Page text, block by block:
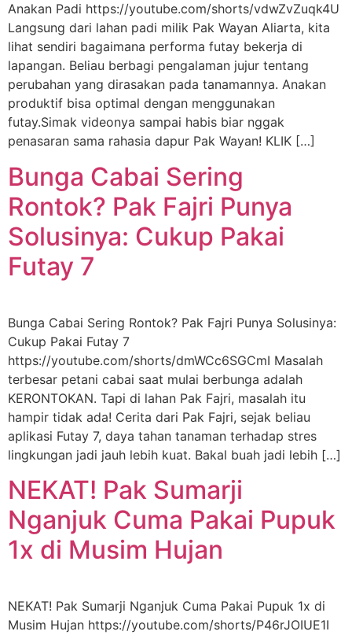
Anakan Padi https://youtube.com/shorts/vdwZvZuqk4U
Langsung dari lahan padi milik Pak Wayan Aliarta, kita
lihat sendiri bagaimana performa futay bekerja di
lapangan. Beliau berbagi pengalaman jujur tentang
perubahan yang dirasakan pada tanamannya. Anakan
produktif bisa optimal dengan menggunakan
futay.Simak videonya sampai habis biar nggak
penasaran sama rahasia dapur Pak Wayan! KLIK […]
Bunga Cabai Sering
Rontok? Pak Fajri Punya
Solusinya: Cukup Pakai
Futay 7
Bunga Cabai Sering Rontok? Pak Fajri Punya Solusinya:
Cukup Pakai Futay 7
https://youtube.com/shorts/dmWCc6SGCmI Masalah
terbesar petani cabai saat mulai berbunga adalah
KERONTOKAN. Tapi di lahan Pak Fajri, masalah itu
hampir tidak ada! Cerita dari Pak Fajri, sejak beliau
aplikasi Futay 7, daya tahan tanaman terhadap stres
lingkungan jadi jauh lebih kuat. Bakal buah jadi lebih […]
NEKAT! Pak Sumarji
Nganjuk Cuma Pakai Pupuk
1x di Musim Hujan
NEKAT! Pak Sumarji Nganjuk Cuma Pakai Pupuk 1x di
Musim Hujan https://youtube.com/shorts/P46rJOIUE1I